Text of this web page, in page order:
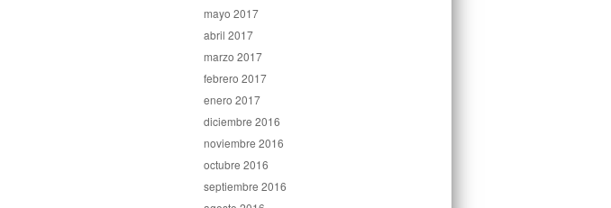
mayo 2017
abril 2017
marzo 2017
febrero 2017
enero 2017
diciembre 2016
noviembre 2016
octubre 2016
septiembre 2016